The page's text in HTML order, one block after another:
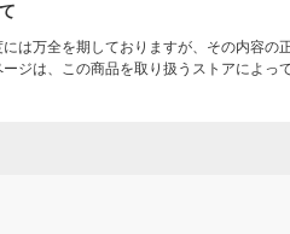
は万全を期しておりますが、その内容の
ジは、この商品を取り扱うストアによっ